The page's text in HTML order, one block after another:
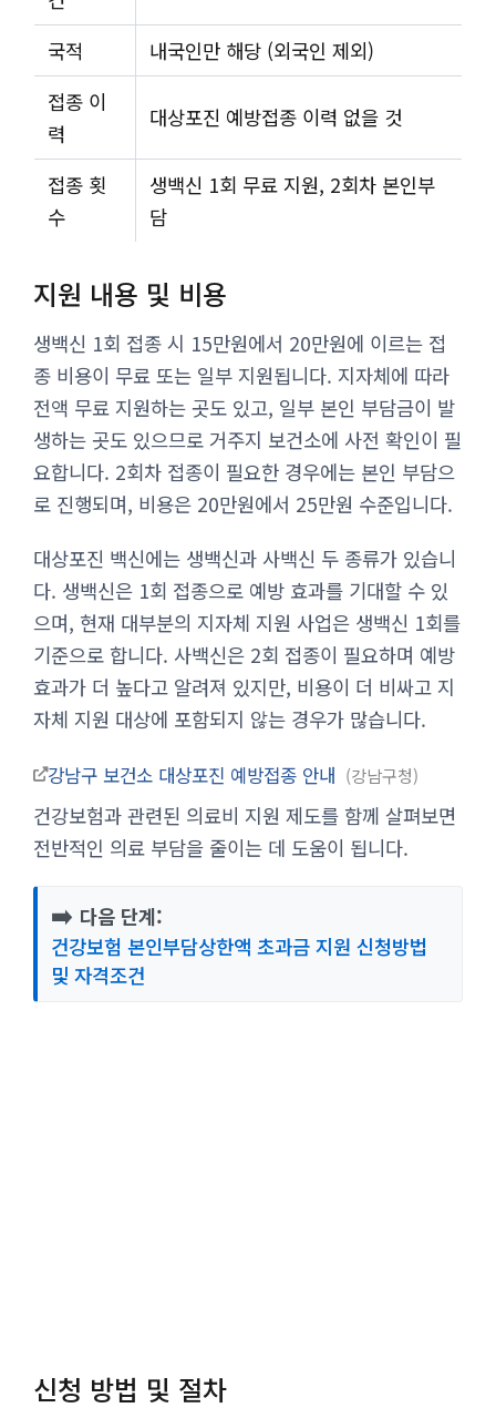
국적
내국인만 해당 (외국인 제외)
접종 이
력
대상포진 예방접종 이력 없을 것
접종 횟
수
생백신 1회 무료 지원, 2회차 본인부
담
지원 내용 및 비용
생백신 1회 접종 시 15만원에서 20만원에 이르는 접
종 비용이 무료 또는 일부 지원됩니다. 지자체에 따라
전액 무료 지원하는 곳도 있고, 일부 본인 부담금이 발
생하는 곳도 있으므로 거주지 보건소에 사전 확인이 필
요합니다. 2회차 접종이 필요한 경우에는 본인 부담으
로 진행되며, 비용은 20만원에서 25만원 수준입니다.
대상포진 백신에는 생백신과 사백신 두 종류가 있습니
다. 생백신은 1회 접종으로 예방 효과를 기대할 수 있
으며, 현재 대부분의 지자체 지원 사업은 생백신 1회를
기준으로 합니다. 사백신은 2회 접종이 필요하며 예방
효과가 더 높다고 알려져 있지만, 비용이 더 비싸고 지
자체 지원 대상에 포함되지 않는 경우가 많습니다.
강남구 보건소 대상포진 예방접종 안내 강남구청
건강보험과 관련된 의료비 지원 제도를 함께 살펴보면
전반적인 의료 부담을 줄이는 데 도움이 됩니다.
➡️ 다음 단계:
건강보험 본인부담상한액 초과금 지원 신청방법
및 자격조건
신청 방법 및 절차